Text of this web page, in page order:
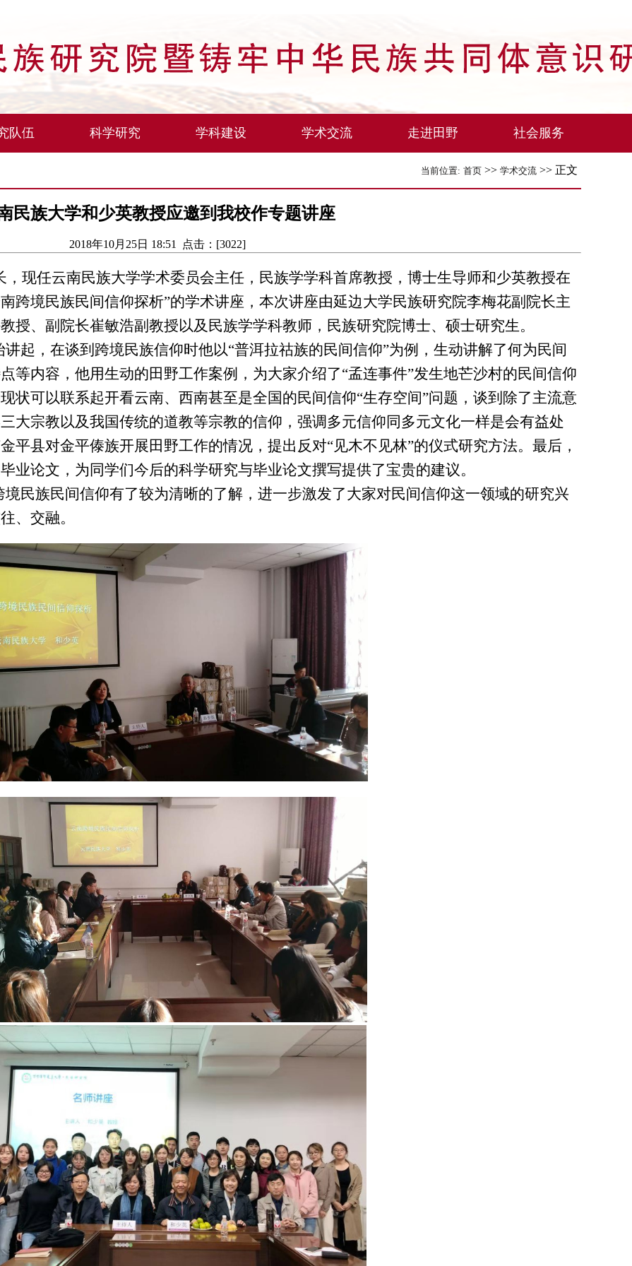
队伍 科学研究 学科建设 学术交流 走进田野 社会服务
当前位置: 首页 >> 学术交流 >> 正文
民族大学和少英教授应邀到我校作专题讲座
2018年10月25日 18:51 点击：[3022]
，现任云南民族大学学术委员会主任，民族学学科首席教授，博士生导师和少英教授在
跨境民族民间信仰探析”的学术讲座，本次讲座由延边大学民族研究院李梅花副院长主
授、副院长崔敏浩副教授以及民族学学科教师，民族研究院博士、硕士研究生。
起，在谈到跨境民族信仰时他以“普洱拉祜族的民间信仰”为例，生动讲解了何为民间
等内容，他用生动的田野工作案例，为大家介绍了“孟连事件”发生地芒沙村的民间信仰
状可以联系起开看云南、西南甚至是全国的民间信仰“生存空间”问题，谈到除了主流意
大宗教以及我国传统的道教等宗教的信仰，强调多元信仰同多元文化一样是会有益处
平县对金平傣族开展田野工作的情况，提出反对“见木不见林”的仪式研究方法。最后，
业论文，为同学们今后的科学研究与毕业论文撰写提供了宝贵的建议。
民族民间信仰有了较为清晰的了解，进一步激发了大家对民间信仰这一领域的研究兴
、交融。